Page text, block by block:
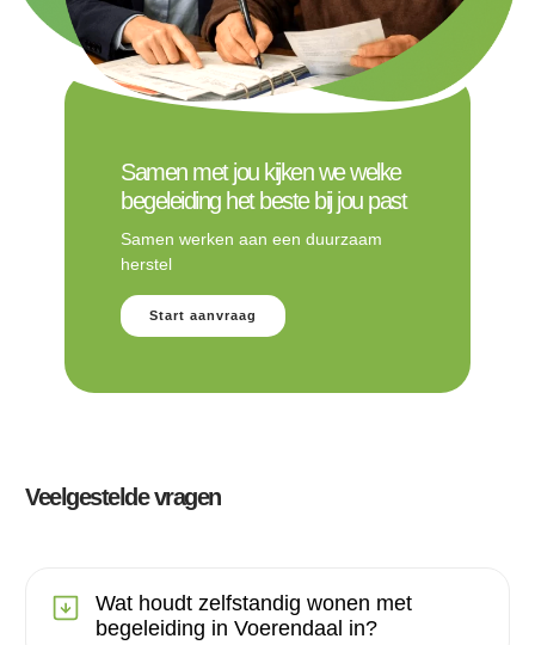
Samen met jou kijken we welke
begeleiding het beste bij jou past
Samen werken aan een duurzaam
herstel
Start aanvraag
Veelgestelde vragen
Wat houdt zelfstandig wonen met
begeleiding in Voerendaal in?